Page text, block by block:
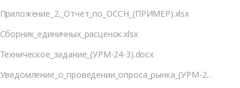
Приложение_2._Отчет_по_ОССН_(ПРИМЕР).xlsx
Сборник_единичных_расценок.xlsx
Техническое_задание_(УРМ-24-3).docx
Уведомление_о_проведении_опроса_рынка_(УРМ-24-3(НПУ)).docx